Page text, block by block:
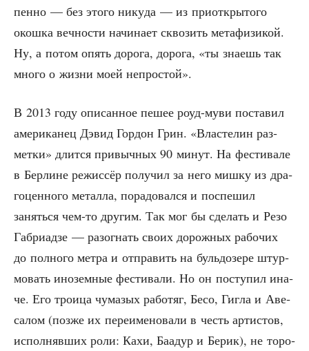
пен­но — без это­го нику­да — из при­от­кры­то­го
окош­ка веч­но­сти начи­на­ет скво­зить мета­фи­зи­кой.
Ну, а потом опять доро­га, доро­га, «ты зна­ешь так
мно­го о жиз­ни моей непростой».
В 2013 году опи­сан­ное пешее роуд-муви поста­вил
аме­ри­ка­нец Дэвид Гор­дон Грин. «Вла­сте­лин раз­
мет­ки» длит­ся при­выч­ных 90 минут. На фести­ва­ле
в Бер­лине режис­сёр полу­чил за него миш­ку из дра­
го­цен­но­го метал­ла, пора­до­вал­ся и поспе­шил
занять­ся чем-то дру­гим. Так мог бы сде­лать и Резо
Габ­ри­ад­зе — разо­гнать сво­их дорож­ных рабо­чих
до пол­но­го мет­ра и отпра­вить на буль­до­зе­ре штур­
мо­вать ино­зем­ные фести­ва­ли. Но он посту­пил ина­
че. Его тро­и­ца чума­зых рабо­тяг, Бесо, Гиг­ла и Аве­
са­лом (поз­же их пере­име­но­ва­ли в честь арти­стов,
испол­няв­ших роли: Кахи, Баа­дур и Берик), не торо­